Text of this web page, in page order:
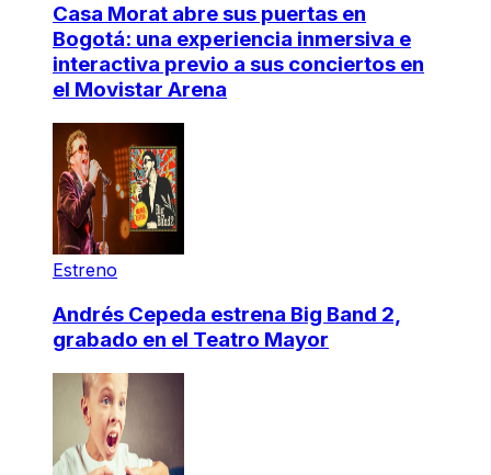
Casa Morat abre sus puertas en
Bogotá: una experiencia inmersiva e
interactiva previo a sus conciertos en
el Movistar Arena
Estreno
Andrés Cepeda estrena Big Band 2,
grabado en el Teatro Mayor